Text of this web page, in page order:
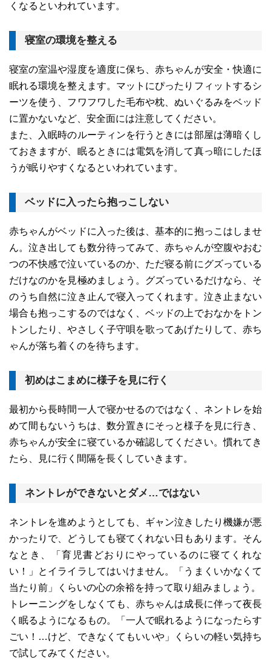
くなるといわれています。
寝室の環境を整える
寝室の室温や湿度を適度に保ち、赤ちゃんが安全・快適に
眠れる環境を整えます。マットにぴったりフィットするシ
ーツを使う、フワフワした毛布や枕、ぬいぐるみをベッド
に置かないなど、安全面には注意してください。
また、入眠時のルーティンを行うときには部屋は薄暗くし
ておきますが、眠るときには電気を消して真っ暗にしたほ
うが眠りやすくなるといわれています。
ベッドに入ったら抱っこしない
赤ちゃんがベッドに入った後は、基本的に抱っこはしませ
ん。泣き出しても数分待ってみて、赤ちゃんが空腹やおむ
つの不快感で泣いているのか、ただ寝る前にグズっている
だけなのかを見極めましょう。グズっているだけなら、そ
のうち自然に泣き止んで寝入ってくれます。泣き止まない
場合も抱っこするのではなく、ベッドの上でおなかをトン
トンしたり、やさしく子守唄を歌ってあげたりして、赤ち
ゃんが落ち着くのを待ちます。
初めはこまめに様子を見に行く
最初から長時間一人で寝かせるのではなく、ネントレを始
めて間もないうちは、数分置きにそっと様子を見に行き、
赤ちゃんが安全に寝ているか確認してください。慣れてき
たら、見に行く間隔を長くしていきます。
ネントレができないとダメ…ではない
ネントレを進めようとしても、ギャン泣きしたり機嫌が悪
かったりで、どうしても寝てくれない日もあります。そん
なとき、「育児書どおりにやっているのに寝てくれな
い！」とイライラしてはいけません。「うまくいかなくて
当たり前」くらいの心の余裕を持って取り組みましょう。
トレーニングをしなくても、赤ちゃんは成長に伴って夜長
く眠るようになるもの。「一人で眠れるようになったらす
ごい！…けど、できなくてもいいや」くらいの軽い気持ち
で試してみてください。